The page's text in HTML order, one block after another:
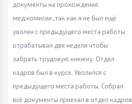
документы на прохождение
мед.комисии.,так как я не был ещё
уволен с предыдущего места работы
отрабатывал две недели чтобы
забрать трудовую книжку. Отдел
кадров был в курсе. Уволился с
предыдущего места работы. Собрал
всё документы приехал в отдел кадров